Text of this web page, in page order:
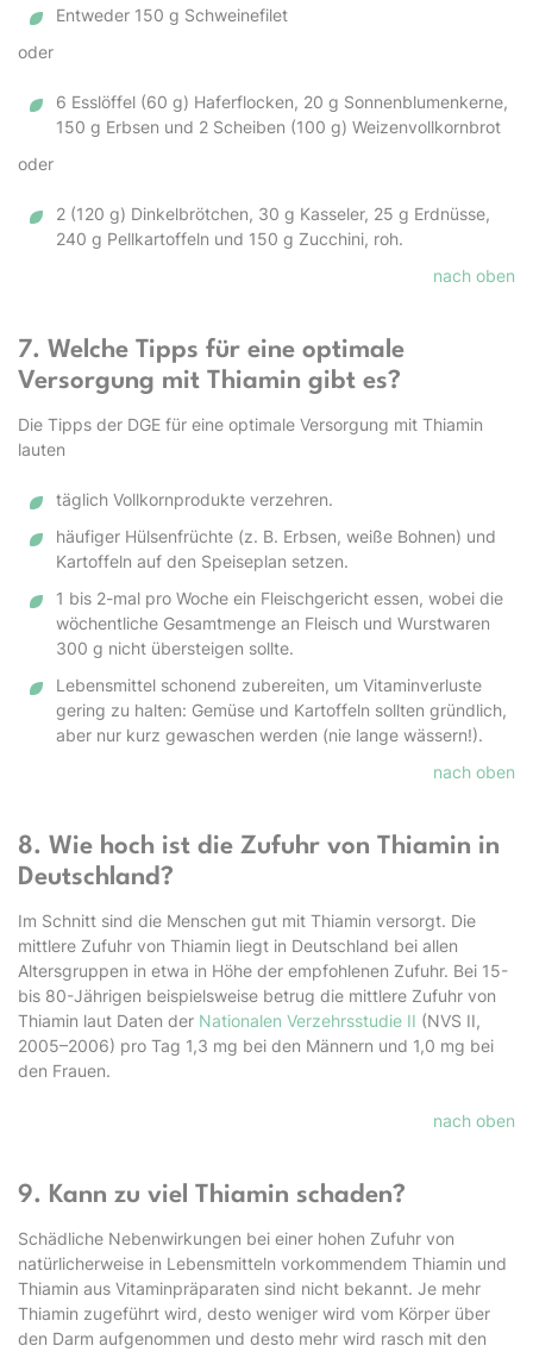
Entweder 150 g Schweinefilet
oder
6 Esslöffel (60 g) Haferflocken, 20 g Sonnenblumenkerne,
150 g Erbsen und 2 Scheiben (100 g) Weizenvollkornbrot
oder
2 (120 g) Dinkelbrötchen, 30 g Kasseler, 25 g Erdnüsse,
240 g Pellkartoffeln und 150 g Zucchini, roh.
nach oben
7. Welche Tipps für eine optimale
Versorgung mit Thiamin gibt es?
Die Tipps der DGE für eine optimale Versorgung mit Thiamin
lauten
täglich Vollkornprodukte verzehren.
häufiger Hülsenfrüchte (z. B. Erbsen, weiße Bohnen) und
Kartoffeln auf den Speiseplan setzen.
1 bis 2-mal pro Woche ein Fleischgericht essen, wobei die
wöchentliche Gesamtmenge an Fleisch und Wurstwaren
300 g nicht übersteigen sollte.
Lebensmittel schonend zubereiten, um Vitaminverluste
gering zu halten: Gemüse und Kartoffeln sollten gründlich,
aber nur kurz gewaschen werden (nie lange wässern!).
nach oben
8. Wie hoch ist die Zufuhr von Thiamin in
Deutschland?
Im Schnitt sind die Menschen gut mit Thiamin versorgt. Die
mittlere Zufuhr von Thiamin liegt in Deutschland bei allen
Altersgruppen in etwa in Höhe der empfohlenen Zufuhr. Bei 15-
bis 80-Jährigen beispielsweise betrug die mittlere Zufuhr von
Thiamin laut Daten der Nationalen Verzehrsstudie II (NVS II,
2005–2006) pro Tag 1,3 mg bei den Männern und 1,0 mg bei
den Frauen.
nach oben
9. Kann zu viel Thiamin schaden?
Schädliche Nebenwirkungen bei einer hohen Zufuhr von
natürlicherweise in Lebensmitteln vorkommendem Thiamin und
Thiamin aus Vitaminpräparaten sind nicht bekannt. Je mehr
Thiamin zugeführt wird, desto weniger wird vom Körper über
den Darm aufgenommen und desto mehr wird rasch mit den